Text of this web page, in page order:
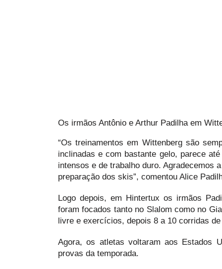
Os irmãos Antônio e Arthur Padilha em
“Os treinamentos em Wittenberg são
inclinadas e com bastante gelo, parece
intensos e de trabalho duro. Agradecemos
preparação dos skis”, comentou Alice
Logo depois, em Hintertux os irmãos
foram focados tanto no Slalom como no
livre e exercícios, depois 8 a 10 corridas
Agora, os atletas voltaram aos Estados
provas da temporada.